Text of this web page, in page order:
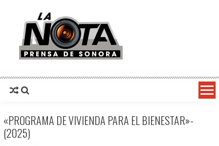
La Nota Prensa De Sonora
«PROGRAMA DE VIVIENDA PARA EL BIENESTAR»-
(2025)